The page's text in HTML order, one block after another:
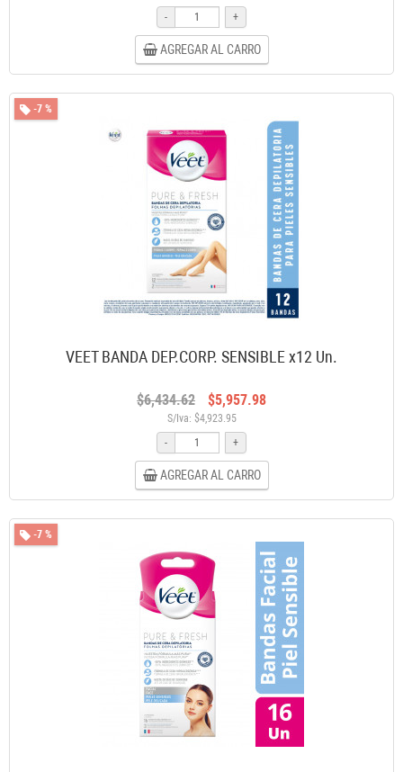
-
+
AGREGAR AL CARRO
-7 %
VEET BANDA DEP.CORP. SENSIBLE x12 Un.
$6,434.62 $5,957.98
S/Iva: $4,923.95
-
+
AGREGAR AL CARRO
-7 %